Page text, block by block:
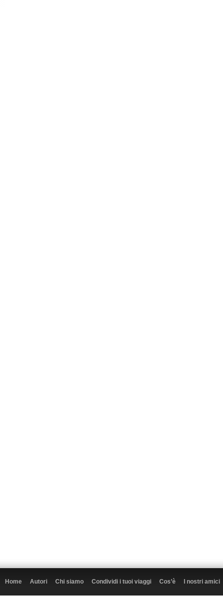
Home Autori Chi siamo Condividi i tuoi viaggi Cos’è I nostri amici